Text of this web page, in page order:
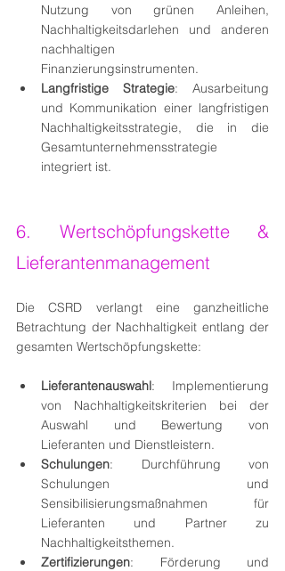
Nutzung von grünen Anleihen,
Nachhaltigkeitsdarlehen und anderen
nachhaltigen
Finanzierungsinstrumenten.
Langfristige Strategie: Ausarbeitung
und Kommunikation einer langfristigen
Nachhaltigkeitsstrategie, die in die
Gesamtunternehmensstrategie
integriert ist.
6. Wertschöpfungskette &
Lieferantenmanagement
Die CSRD verlangt eine ganzheitliche
Betrachtung der Nachhaltigkeit entlang der
gesamten Wertschöpfungskette:
Lieferantenauswahl: Implementierung
von Nachhaltigkeitskriterien bei der
Auswahl und Bewertung von
Lieferanten und Dienstleistern.
Schulungen: Durchführung von
Schulungen und
Sensibilisierungsmaßnahmen für
Lieferanten und Partner zu
Nachhaltigkeitsthemen.
Zertifizierungen: Förderung und